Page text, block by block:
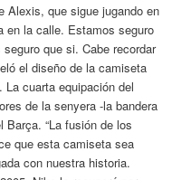
Alexis, que sigue jugando en
en la calle. Estamos seguro
que si. Cabe recordar
el diseño de la camiseta
cuarta equipación del
de la senyera -la bandera
Barça. “La fusión de los
que esta camiseta sea
con nuestra historia.